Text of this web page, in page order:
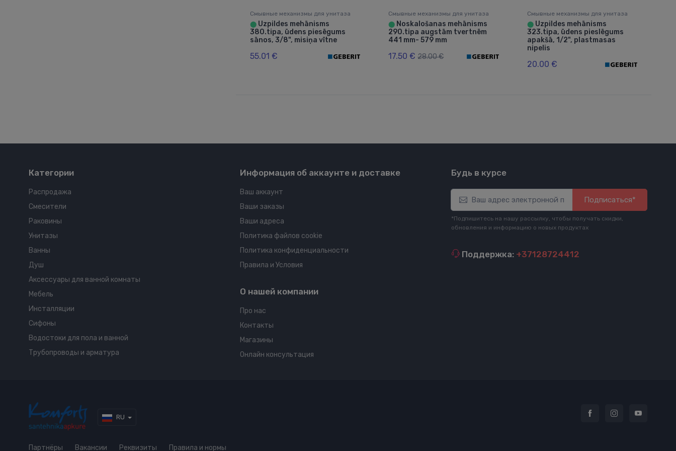
Смывные механизмы для унитаза
⬤ Uzpildes mehānisms
380.tipa, ūdens piesēgums
sānos, 3/8", misiņa vītne
55.01 €
Смывные механизмы для унитаза
⬤ Noskalošanas mehānisms
290.tipa augstām tvertnēm
441 mm- 579 mm
17.50 € 28.00 €
Смывные механизмы для унитаза
⬤Uzpildes mehānisms
323.tipa, ūdens pieslēgums
apakšā, 1/2", plastmasas
nipelis
20.00 €
Категории
Распродажа
Смесители
Раковины
Унитазы
Ванны
Душ
Аксессуары для ванной комнаты
Мебель
Инсталляции
Сифоны
Водостоки для пола и ванной
Трубопроводы и арматура
Информация об аккаунте и доставке
Ваш аккаунт
Ваши заказы
Ваши адреса
Политика файлов cookie
Политика конфиденциальности
Правила и Условия
О нашей компании
Про нас
Контакты
Магазины
Онлайн консультация
Будь в курсе
Подписаться*
*Подпишитесь на нашу рассылку, чтобы получать скидки,
обновления и информацию о новых продуктах
Поддержка: +37128724412
RU
Партнёры Вакансии Реквизиты Правила и нормы